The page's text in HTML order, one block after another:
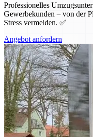
Professionelles
Gewerbekunden – von der
Stress vermeiden. ✅
Angebot anfordern